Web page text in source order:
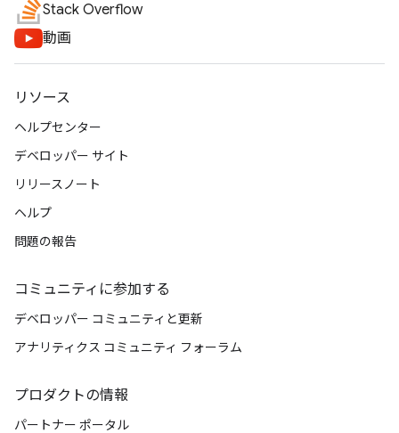
Stack Overflow
動画
リソース
ヘルプセンター
デベロッパー サイト
リリースノート
ヘルプ
問題の報告
コミュニティに参加する
デベロッパー コミュニティと更新
アナリティクス コミュニティ フォーラム
プロダクトの情報
パートナー ポータル